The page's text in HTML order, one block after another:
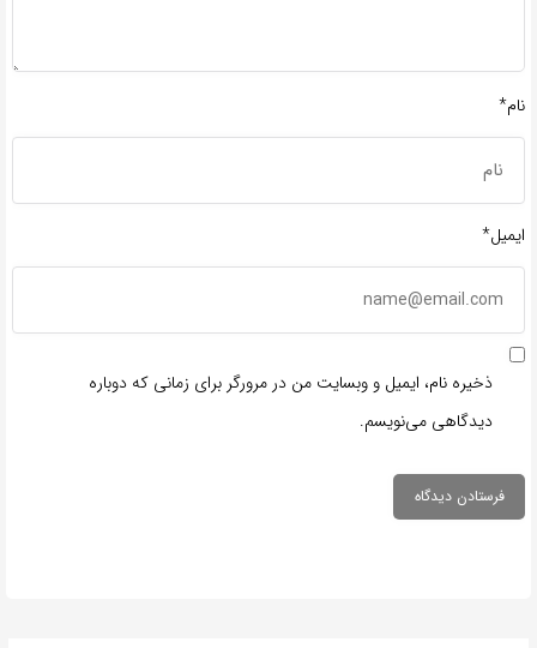
نام*
ایمیل*
ذخیره نام، ایمیل و وبسایت من در مرورگر برای زمانی که دوباره
دیدگاهی می‌نویسم.